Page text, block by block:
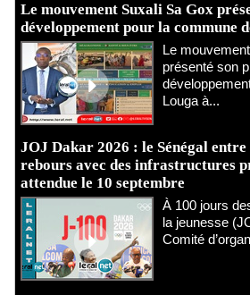
Le mouvement Suxali Sa Gox
développement pour la commune
Le
présenté son
Louga à...
JOJ Dakar 2026 : le Sénégal entre
rebours avec des infrastructures
attendue le 10 septembre
À 100 jours
la jeunesse
Comité